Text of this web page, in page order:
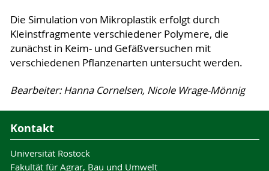
Die Simulation von Mikroplastik erfolgt durch
Kleinstfragmente verschiedener Polymere, die
zunächst in Keim- und Gefäßversuchen mit
verschiedenen Pflanzenarten untersucht werden.
Bearbeiter: Hanna Cornelsen, Nicole Wrage-Mönnig
Kontakt
Universität Rostock
Fakultät für Agrar, Bau und Umwelt